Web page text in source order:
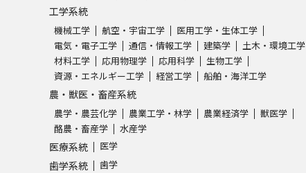
工学系統
機械工学 航空・宇宙工学
医用工学・生体工学
電気・電子工学
通信・情報工学 建築学
土木・環境工学
材料工学
応用物理学 応用科学
生物工学
資源・エネルギー工学
経営工学 船舶・海洋工学
農・獣医・畜産系統
農学・農芸化学 農業工学・林学 農業経済学
獣医学
酪農・畜産学
水産学
医療系統 医学
歯学系統 歯学